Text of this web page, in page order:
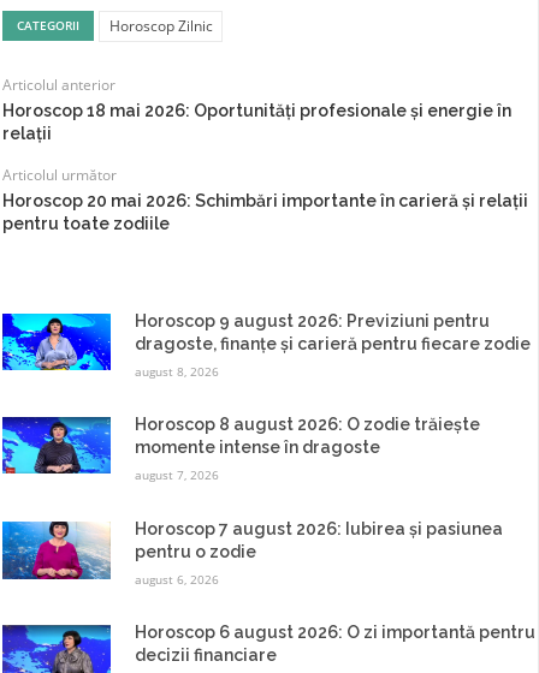
CATEGORII Horoscop Zilnic
Articolul anterior
Horoscop 18 mai 2026: Oportunități profesionale și energie în
relații
Articolul următor
Horoscop 20 mai 2026: Schimbări importante în carieră și relații
pentru toate zodiile
Horoscop 9 august 2026: Previziuni pentru
dragoste, finanțe și carieră pentru fiecare zodie
august 8, 2026
Horoscop 8 august 2026: O zodie trăiește
momente intense în dragoste
august 7, 2026
Horoscop 7 august 2026: Iubirea și pasiunea
pentru o zodie
august 6, 2026
Horoscop 6 august 2026: O zi importantă pentru
decizii financiare